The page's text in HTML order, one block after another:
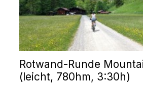
Rotwand-Runde
(leicht, 780hm, 3:30h)